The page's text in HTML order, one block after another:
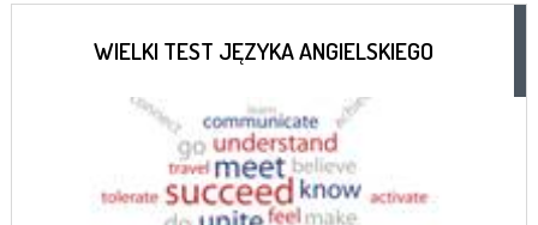
WIELKI TEST JĘZYKA ANGIELSKIEGO